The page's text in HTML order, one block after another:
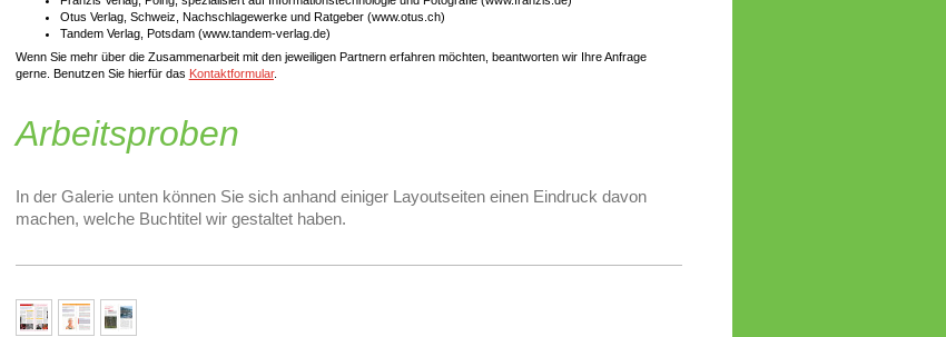
Otus Verlag, Schweiz, Nachschlagewerke und Ratgeber (www.otus.ch)
Tandem Verlag, Potsdam (www.tandem-verlag.de)
Wenn Sie mehr über die Zusammenarbeit mit den jeweiligen Partnern erfahren möchten, beantworten wir Ihre Anfrage
gerne. Benutzen Sie hierfür das Kontaktformular.
Arbeitsproben
In der Galerie unten können Sie sich anhand einiger Layoutseiten einen Eindruck davon
machen, welche Buchtitel wir gestaltet haben.